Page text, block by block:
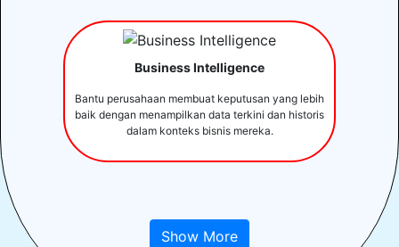
Business Intelligence
Bantu perusahaan membuat keputusan yang lebih
baik dengan menampilkan data terkini dan historis
dalam konteks bisnis mereka.
Show More